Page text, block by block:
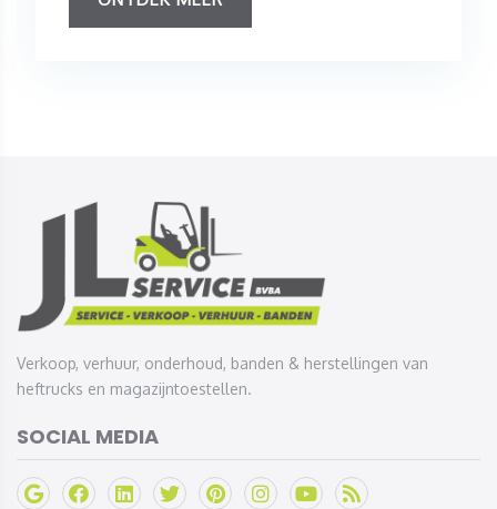
Verkoop, verhuur, onderhoud, banden & herstellingen van
heftrucks en magazijntoestellen.
SOCIAL MEDIA